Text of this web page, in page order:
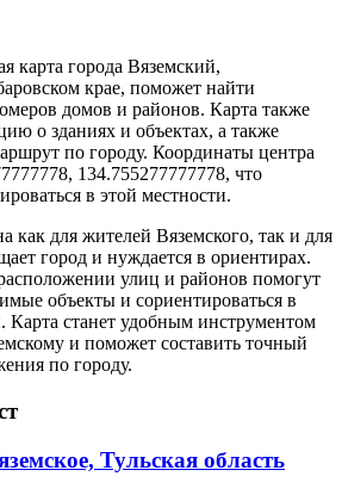
карта города Вяземский,
крае, поможет найти
домов и районов. Карта также
о зданиях и объектах, а также
по городу. Координаты центра
134.755277777778, что
в этой местности.
как для жителей Вяземского, так и для
город и нуждается в ориентирах.
улиц и районов помогут
объекты и сориентироваться в
Карта станет удобным инструментом
и поможет составить точный
по городу.
Тульская область